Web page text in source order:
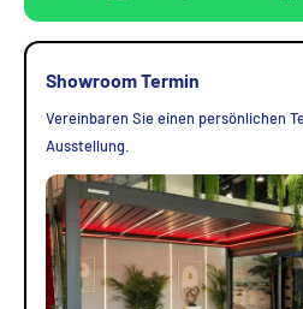
Showroom Termin
Vereinbaren Sie einen persönlichen
Ausstellung.